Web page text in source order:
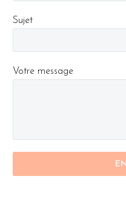
Sujet
Votre message